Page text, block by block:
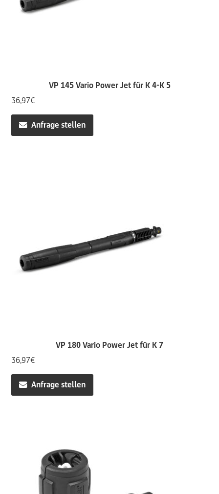
VP 145 Vario Power Jet für K 4-K 5
36,97€
Anfrage stellen
VP 180 Vario Power Jet für K 7
36,97€
Anfrage stellen